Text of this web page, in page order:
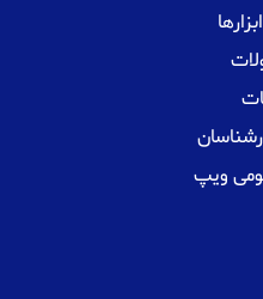
ویپ